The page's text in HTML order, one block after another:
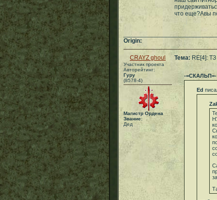
что еще?Авы
Origin:
CRAYZ ghoul
Участник проекта
Авторейтинг:
Гуру
(8578-4)
Магистр Ордена
Звание:
Дед
Тема: RE[4]: ТЗ
-=СКАЛЬП=-
Ed